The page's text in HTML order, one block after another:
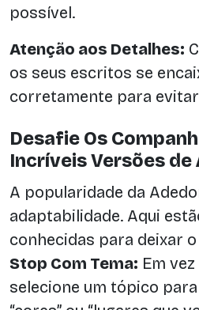
possível.
Atenção aos Detalhes:
os seus escritos se
corretamente para
Desafie Os
Incríveis Versões de
A popularidade da
adaptabilidade. Aqui
conhecidas para deixar
Stop Com Tema: Em
selecione um tópico